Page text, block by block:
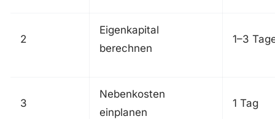
2
Eigenkapital
berechnen
1–3
3
Nebenkosten
einplanen
1 Tag